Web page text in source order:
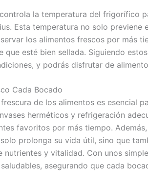
la temperatura del frigorífico
Esta temperatura no solo
los alimentos frescos por más
que esté bien sellada. Siguiendo
y podrás disfrutar de
Cada Bocado
de los alimentos es esencial
herméticos y refrigeración
favoritos por más tiempo.
prolonga su vida útil, sino que
nutrientes y vitalidad. Con unos
asegurando que cada